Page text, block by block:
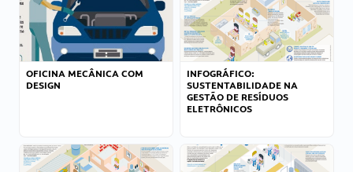
OFICINA MECÂNICA COM
DESIGN
INFOGRÁFICO:
SUSTENTABILIDADE NA
GESTÃO DE RESÍDUOS
ELETRÔNICOS